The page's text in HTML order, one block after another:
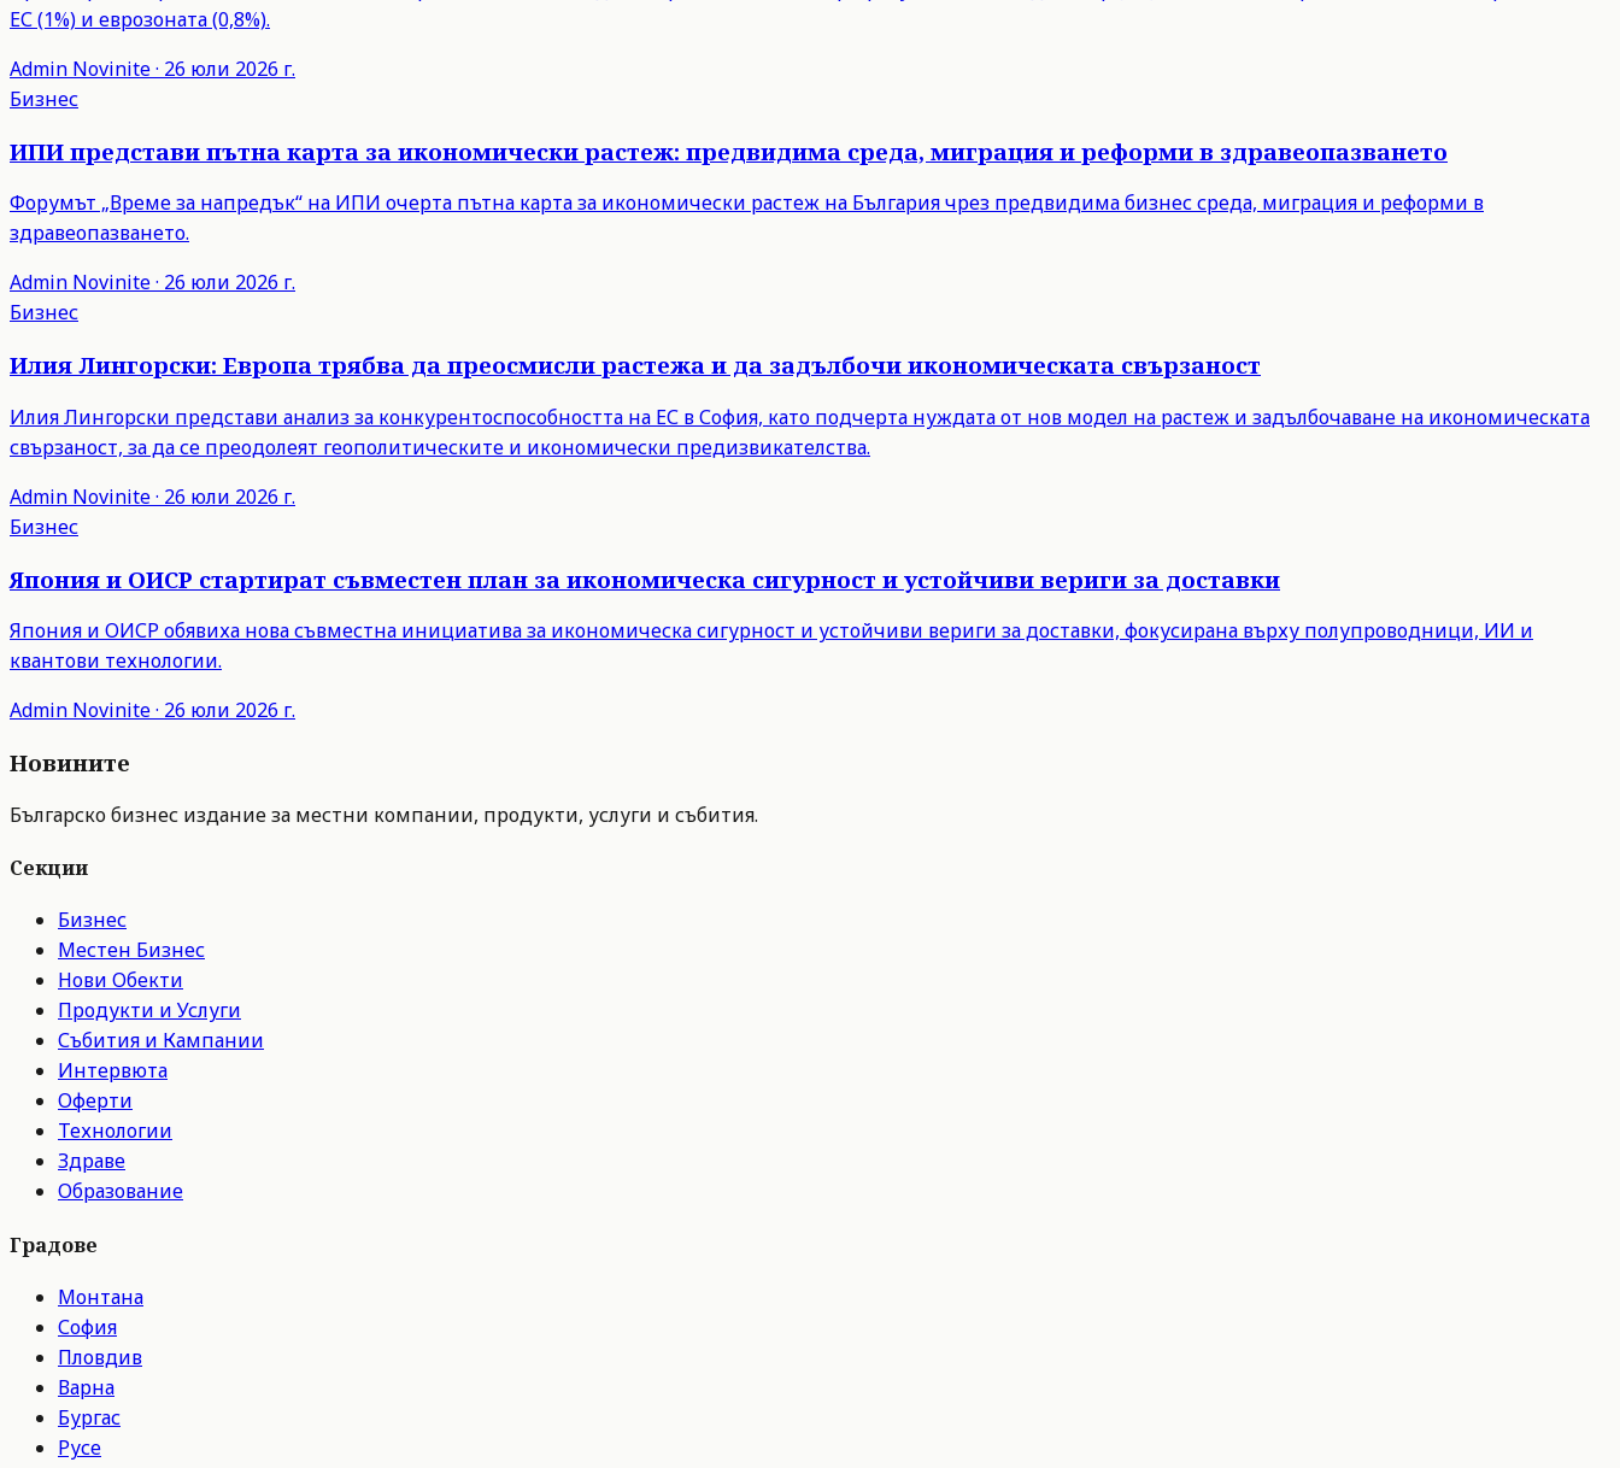
ЕС (1%) и еврозоната (0,8%).
Admin Novinite· 26 юли 2026 г.
Бизнес
ИПИ представи пътна карта за икономически растеж: предвидима среда, миграция и реформи в здравеопазването
Форумът „Време за напредък“ на ИПИ очерта пътна карта за икономически растеж на България чрез предвидима бизнес среда, миграция и реформи в
здравеопазването.
Admin Novinite· 26 юли 2026 г.
Бизнес
Илия Лингорски: Европа трябва да преосмисли растежа и да задълбочи икономическата свързаност
Илия Лингорски представи анализ за конкурентоспособността на ЕС в София, като подчерта нуждата от нов модел на растеж и задълбочаване на икономическата
свързаност, за да се преодолеят геополитическите и икономически предизвикателства.
Admin Novinite· 26 юли 2026 г.
Бизнес
Япония и ОИСР стартират съвместен план за икономическа сигурност и устойчиви вериги за доставки
Япония и ОИСР обявиха нова съвместна инициатива за икономическа сигурност и устойчиви вериги за доставки, фокусирана върху полупроводници, ИИ и
квантови технологии.
Admin Novinite· 26 юли 2026 г.
Новините
Българско бизнес издание за местни компании, продукти, услуги и събития.
Секции
Бизнес
Местен Бизнес
Нови Обекти
Продукти и Услуги
Събития и Кампании
Интервюта
Оферти
Технологии
Здраве
Образование
Градове
Монтана
София
Пловдив
Варна
Бургас
Русе